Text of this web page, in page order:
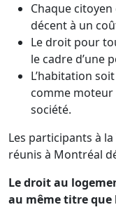
Chaque
décent à un
Le droit pour
le cadre d’une
L’habitation
comme moteur
société.
Les participants à
réunis à Montréal
Le droit au
au même titre que